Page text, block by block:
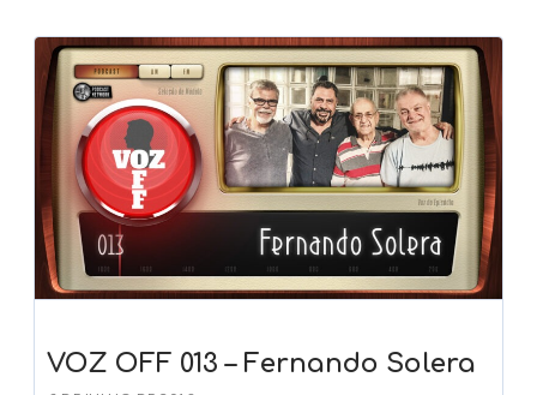
VOZ OFF 013 – Fernando Solera